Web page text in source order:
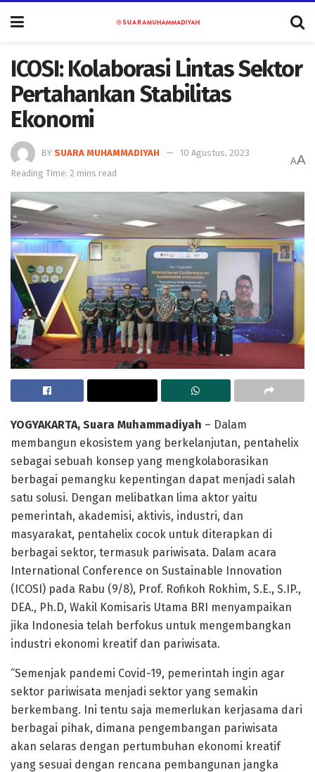
ICOSI: Kolaborasi Lintas Sektor
Pertahankan Stabilitas
Ekonomi
BY SUARA MUHAMMADIYAH
10 Agustus, 2023
Reading Time: 2 mins read
AA
YOGYAKARTA, Suara Muhammadiyah – Dalam
membangun ekosistem yang berkelanjutan, pentahelix
sebagai sebuah konsep yang mengkolaborasikan
berbagai pemangku kepentingan dapat menjadi salah
satu solusi. Dengan melibatkan lima aktor yaitu
pemerintah, akademisi, aktivis, industri, dan
masyarakat, pentahelix cocok untuk diterapkan di
berbagai sektor, termasuk pariwisata. Dalam acara
International Conference on Sustainable Innovation
(ICOSI) pada Rabu (9/8), Prof. Rofikoh Rokhim, S.E., S.IP.,
DEA., Ph.D, Wakil Komisaris Utama BRI menyampaikan
jika Indonesia telah berfokus untuk mengembangkan
industri ekonomi kreatif dan pariwisata.
“Semenjak pandemi Covid-19, pemerintah ingin agar
sektor pariwisata menjadi sektor yang semakin
berkembang. Ini tentu saja memerlukan kerjasama dari
berbagai pihak, dimana pengembangan pariwisata
akan selaras dengan pertumbuhan ekonomi kreatif
yang sesuai dengan rencana pembangunan jangka